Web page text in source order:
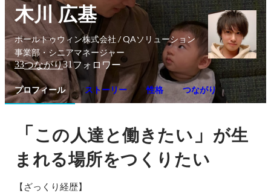
木川 広基
ポールトゥウィン株式会社 / QAソリューション
事業部・シニアマネージャー
33つながり31フォロワー
プロフィール ストーリー 性格 つながり
「この人達と働きたい」が生
まれる場所をつくりたい
【ざっくり経歴】